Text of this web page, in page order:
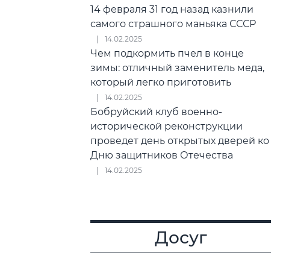
14 февраля 31 год назад казнили
самого страшного маньяка СССР
14.02.2025
Чем подкормить пчел в конце
зимы: отличный заменитель меда,
который легко приготовить
14.02.2025
Бобруйский клуб военно-
исторической реконструкции
проведет день открытых дверей ко
Дню защитников Отечества
14.02.2025
Досуг